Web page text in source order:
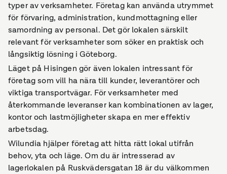
typer av verksamheter. Företag kan använda utrymmet
för förvaring, administration, kundmottagning eller
samordning av personal. Det gör lokalen särskilt
relevant för verksamheter som söker en praktisk och
långsiktig lösning i Göteborg.
Läget på Hisingen gör även lokalen intressant för
företag som vill ha nära till kunder, leverantörer och
viktiga transportvägar. För verksamheter med
återkommande leveranser kan kombinationen av lager,
kontor och lastmöjligheter skapa en mer effektiv
arbetsdag.
Wilundia hjälper företag att hitta rätt lokal utifrån
behov, yta och läge. Om du är intresserad av
lagerlokalen på Ruskvädersgatan 18 är du välkommen